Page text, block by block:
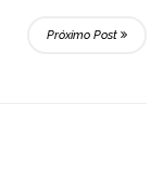
Próximo Post